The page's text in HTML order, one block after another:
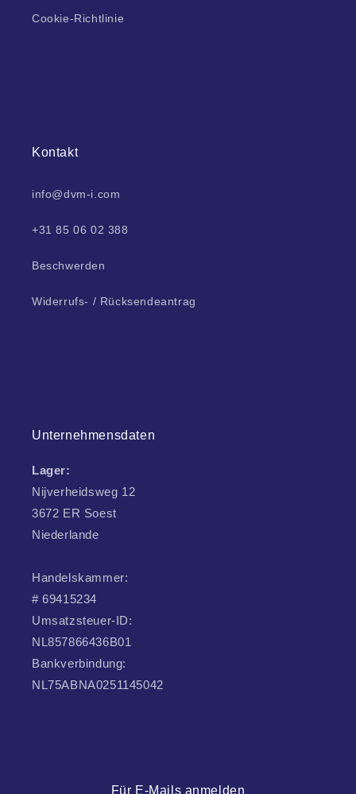
Cookie-Richtlinie
Kontakt
info@dvm-i.com
+31 85 06 02 388
Beschwerden
Widerrufs- / Rücksendeantrag
Unternehmensdaten
Lager:
Nijverheidsweg 12
3672 ER Soest
Niederlande
Handelskammer:
# 69415234
Umsatzsteuer-ID:
NL857866436B01
Bankverbindung:
NL75ABNA0251145042
Für E-Mails anmelden